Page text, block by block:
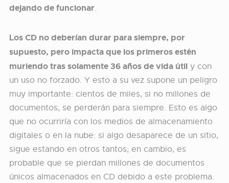
dejando de funcionar.
Los CD no deberían durar para siempre, por
supuesto, pero impacta que los primeros estén
muriendo tras solamente 36 años de vida útil y con
un uso no forzado. Y esto a su vez supone un peligro
muy importante: cientos de miles, si no millones de
documentos, se perderán para siempre. Esto es algo
que no ocurriría con los medios de almacenamiento
digitales o en la nube: si algo desaparece de un sitio,
sigue estando en otros tantos; en cambio, es
probable que se pierdan millones de documentos
únicos almacenados en CD debido a este problema.